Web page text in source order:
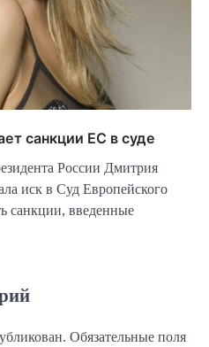
санкции ЕС в суде
России Дмитрия
иск в Суд Европейского
санкции, введенные
Обязательные поля